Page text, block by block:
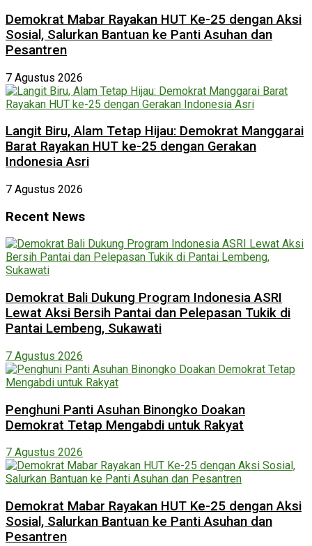
Demokrat Mabar Rayakan HUT Ke-25 dengan Aksi
Sosial, Salurkan Bantuan ke Panti Asuhan dan
Pesantren
7 Agustus 2026
Langit Biru, Alam Tetap Hijau: Demokrat Manggarai
Barat Rayakan HUT ke-25 dengan Gerakan
Indonesia Asri
7 Agustus 2026
Recent News
Demokrat Bali Dukung Program Indonesia ASRI
Lewat Aksi Bersih Pantai dan Pelepasan Tukik di
Pantai Lembeng, Sukawati
7 Agustus 2026
Penghuni Panti Asuhan Binongko Doakan
Demokrat Tetap Mengabdi untuk Rakyat
7 Agustus 2026
Demokrat Mabar Rayakan HUT Ke-25 dengan Aksi
Sosial, Salurkan Bantuan ke Panti Asuhan dan
Pesantren